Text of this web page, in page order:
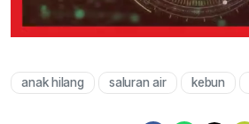
anak hilang saluran air kebun